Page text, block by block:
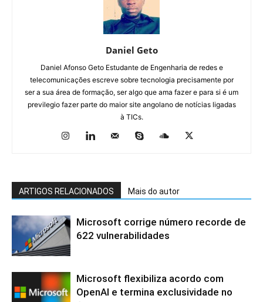
Daniel Geto
Daniel Afonso Geto Estudante de Engenharia de redes e
telecomunicações escreve sobre tecnologia precisamente por
ser a sua área de formação, ser algo que ama fazer e para si é um
previlegio fazer parte do maior site angolano de notícias ligadas
à TICs.
ARTIGOS RELACIONADOS Mais do autor
Microsoft corrige número recorde de
622 vulnerabilidades
Microsoft flexibiliza acordo com
OpenAI e termina exclusividade no